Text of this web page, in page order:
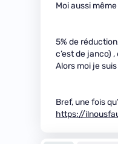
Moi aussi
5% de
c’est de janco)
Alors moi je
Bref, une fois
https://